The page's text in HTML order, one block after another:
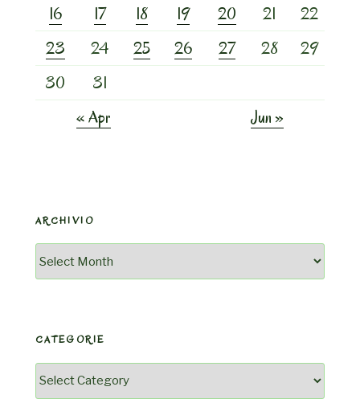
16
17 18 19 20 21
22
23
24 25 26 27 28
29
30
31
« Apr
Jun »
ARCHIVIO
Archivio
CATEGORIE
Categorie